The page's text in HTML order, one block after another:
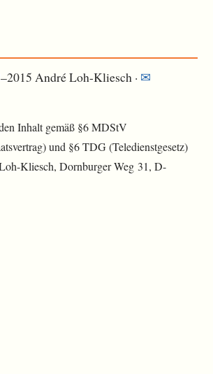
André Loh-Kliesch · ✉
Inhalt gemäß §6 MDStV
und §6 TDG (Teledienstgesetz)
Kliesch, Dornburger Weg 31, D-